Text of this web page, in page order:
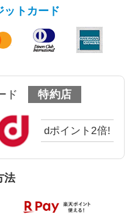
トカード
ド 特約店
dポイント2倍!
法